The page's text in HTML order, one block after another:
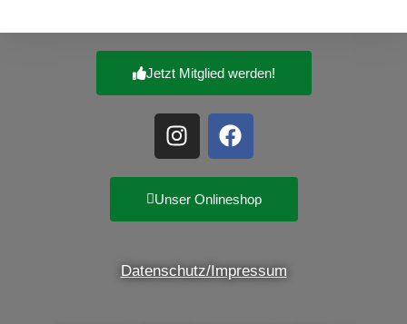
Jetzt Mitglied werden!
Unser Onlineshop
Datenschutz/Impressum